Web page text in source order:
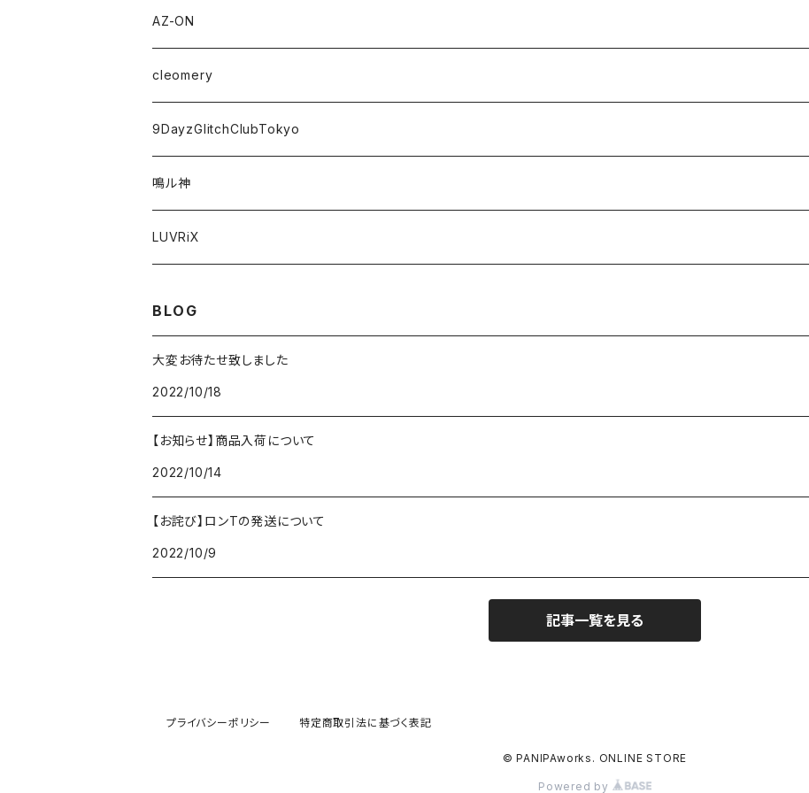
AZ-ON
チェキ券(現場受取)
アパレル
グッズ
オンラインチェキ
cleomery
チェキ券(現場受取)
アパレル
グッズ
9DayzGlitchClubTokyo
アパレル
グッズ
鳴ル神
アパレル
グッズ
LUVRiX
オンラインチェキ
BLOG
大変お待たせ致しました
2022/10/18
【お知らせ】商品入荷について
2022/10/14
【お詫び】ロンTの発送について
2022/10/9
記事一覧を見る
プライバシーポリシー 特定商取引法に基づく表記
© PANIPAworks. ONLINE STORE
Powered by